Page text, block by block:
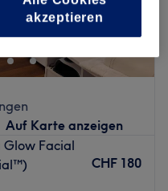
Auf Karte anzeigen
Facial
CHF 180
akzeptieren